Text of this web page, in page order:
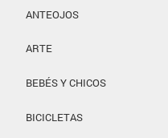
ANTEOJOS
ARTE
BEBÉS Y CHICOS
BICICLETAS